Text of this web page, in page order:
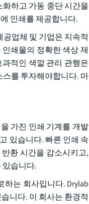
하고 가동 중단 시간을
인쇄를 제공합니다.
업체 및 기업은 지속적
쇄물의 정확한 색상 재
적인 색깔 관리 관행은
를 투자해야합니다. 마
가진 인쇄 기계를 개발
있습니다. 빠른 인쇄 속
환 시간을 감소시키고,
있습니다.
하는 회사입니다. Drylab
니다. 이 회사는 환경적